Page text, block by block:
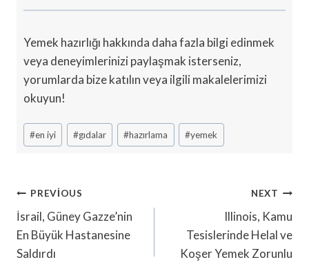
Yemek hazırlığı hakkında daha fazla bilgi edinmek
veya deneyimlerinizi paylaşmak isterseniz,
yorumlarda bize katılın veya ilgili makalelerimizi
okuyun!
Post
Tags:
#en iyi #gıdalar #hazırlama #yemek
Yazı
Gezinmesi
PREVIOUS
İsrail, Güney Gazze’nin
En Büyük Hastanesine
Saldırdı
NEXT
Illinois, Kamu
Tesislerinde Helal ve
Koşer Yemek Zorunlu